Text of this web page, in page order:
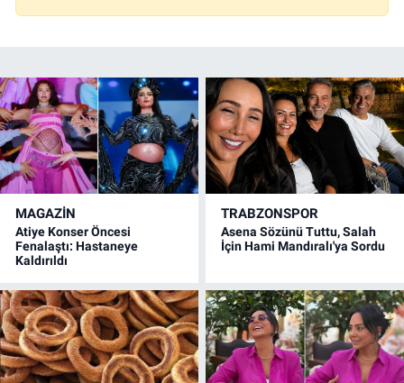
MAGAZİN
Atiye Konser Öncesi
Fenalaştı: Hastaneye
Kaldırıldı
TRABZONSPOR
Asena Sözünü Tuttu, Salah
İçin Hami Mandıralı'ya Sordu